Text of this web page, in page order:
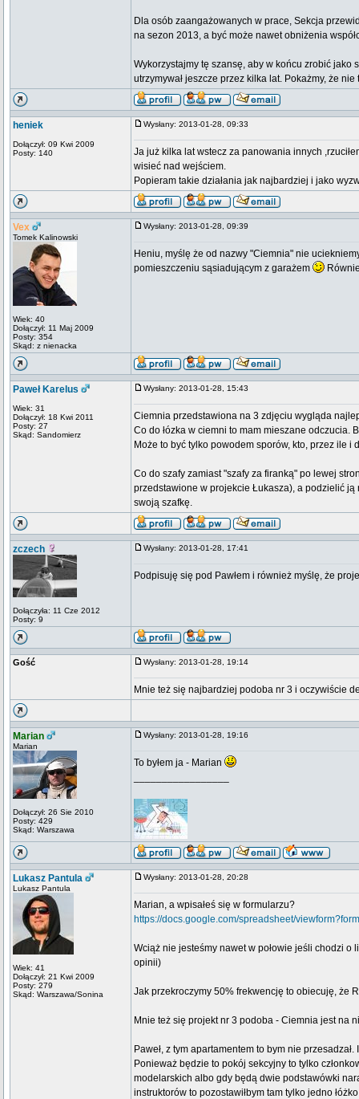
Dla osób zaangażowanych w prace, Sekcja
na sezon 2013, a być może nawet obniżenia
Wykorzystajmy tę szansę, aby w końcu zrobić
utrzymywał jeszcze przez kilka lat. Pokażmy, że
heniek
Dołączył: 09 Kwi 2009
Posty: 140
Wysłany: 2013-01-28, 09:33
Ja już kilka lat wstecz za panowania innych
wisieć nad wejściem.
Popieram takie działania jak najbardziej i jako
Vex
Tomek Kalinowski
Wiek: 40
Dołączył: 11 Maj 2009
Posty: 354
Skąd: z nienacka
Wysłany: 2013-01-28, 09:39
Heniu, myślę że od nazwy "Ciemnia" nie
pomieszczeniu sąsiadującym z garażem
Paweł Karelus
Wiek: 31
Dołączył: 18 Kwi 2011
Posty: 27
Skąd: Sandomierz
Wysłany: 2013-01-28, 15:43
Ciemnia przedstawiona na 3 zdjęciu wygląda
Co do łózka w ciemni to mam mieszane odczucia.
Może to być tylko powodem sporów, kto, przez ile
Co do szafy zamiast "szafy za firanką" po lewej
przedstawione w projekcie Łukasza), a podzielić ją
swoją szafkę.
zczech
Dołączyła: 11 Cze 2012
Posty: 9
Wysłany: 2013-01-28, 17:41
Podpisuję się pod Pawłem i również myślę, że
Gość Wysłany: 2013-01-28, 19:14
Mnie też się najbardziej podoba nr 3 i oczywiście
Marian
Marian
Dołączył: 26 Sie 2010
Posty: 429
Skąd: Warszawa
Wysłany: 2013-01-28, 19:16
To byłem ja - Marian
Lukasz Pantula
Lukasz Pantula
Wiek: 41
Dołączył: 21 Kwi 2009
Posty: 279
Skąd: Warszawa/Sonina
Wysłany: 2013-01-28, 20:28
Marian, a wpisałeś się w formularzu?
https://docs.google.com/spreadsheet/
Wciąż nie jesteśmy nawet w połowie jeśli chodzi o
opinii)
Jak przekroczymy 50% frekwencję to obiecuję, że
Mnie też się projekt nr 3 podoba - Ciemnia jest na
Paweł, z tym apartamentem to bym nie
Ponieważ będzie to pokój sekcyjny to tylko
modelarskich albo gdy będą dwie podstawówki
instruktorów to pozostawiłbym tam tylko jedno